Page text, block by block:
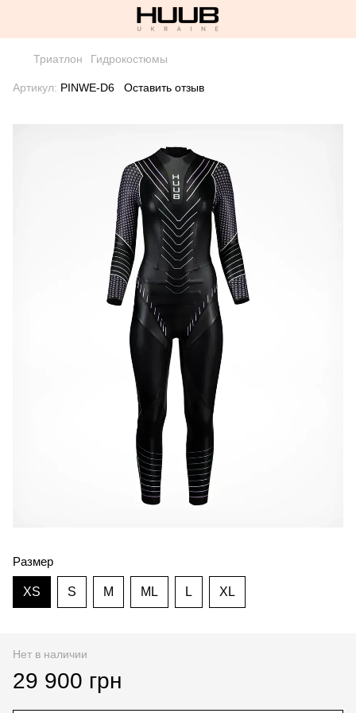
Триатлон Гидрокостюмы
Артикул: PINWE-D6 Оставить отзыв
Размер
XS S M ML L XL
Нет в наличии
29 900 грн